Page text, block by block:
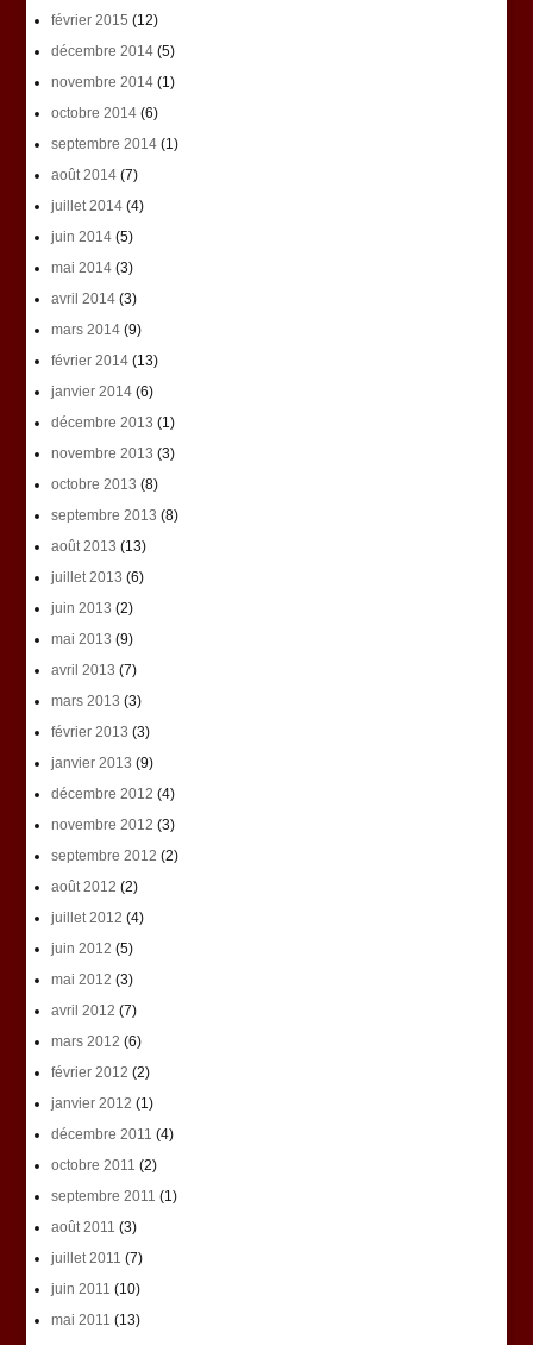
février 2015 (12)
décembre 2014(5)
novembre 2014(1)
octobre 2014(6)
septembre 2014(1)
août 2014(7)
juillet 2014(4)
juin 2014(5)
mai 2014(3)
avril 2014(3)
mars 2014(9)
février 2014(13)
janvier 2014(6)
décembre 2013 (1)
novembre 2013 (3)
octobre 2013 (8)
septembre 2013 (8)
août 2013 (13)
juillet 2013 (6)
juin 2013 (2)
mai 2013 (9)
avril 2013 (7)
mars 2013 (3)
février 2013 (3)
janvier 2013 (9)
décembre 2012 (4)
novembre 2012 (3)
septembre 2012 (2)
août 2012 (2)
juillet 2012 (4)
juin 2012 (5)
mai 2012 (3)
avril 2012 (7)
mars 2012 (6)
février 2012 (2)
janvier 2012 (1)
décembre 2011 (4)
octobre 2011 (2)
septembre 2011 (1)
août 2011 (3)
juillet 2011 (7)
juin 2011 (10)
mai 2011 (13)